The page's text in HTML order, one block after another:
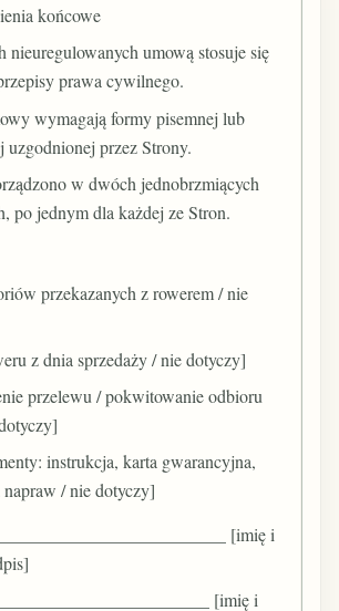
końcowe
nieuregulowanych umową stosuje się
prawa cywilnego.
wymagają formy pisemnej lub
uzgodnionej przez Strony.
w dwóch jednobrzmiących
po jednym dla każdej ze Stron.
przekazanych z rowerem / nie
z dnia sprzedaży / nie dotyczy]
przelewu / pokwitowanie odbioru
instrukcja, karta gwarancyjna,
/ nie dotyczy]
[imię i
[imię i